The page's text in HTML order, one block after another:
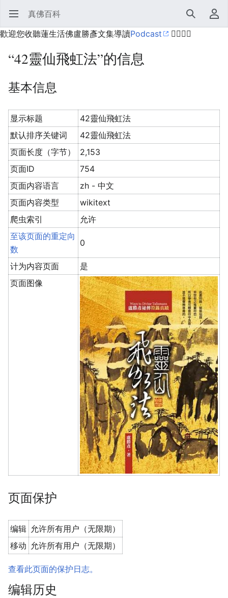
打开主菜单 真佛百科 搜索
用户菜单
歡迎您收聽蓮生活佛盧勝彥文集導讀Podcast 🙋‍♂️🙋‍♀️
“42靈仙飛虹法”的信息
基本信息
显示标题
42靈仙飛虹法
默认排序关键词
42靈仙飛虹法
页面长度（字节）
2,153
页面ID
754
页面内容语言
zh - 中文
页面内容类型
wikitext
爬虫索引
允许
至该页面的重定向
数
0
计为内容页面
是
页面图像
页面保护
编辑 允许所有用户（无限期）
移动 允许所有用户（无限期）
查看此页面的保护日志。
编辑历史